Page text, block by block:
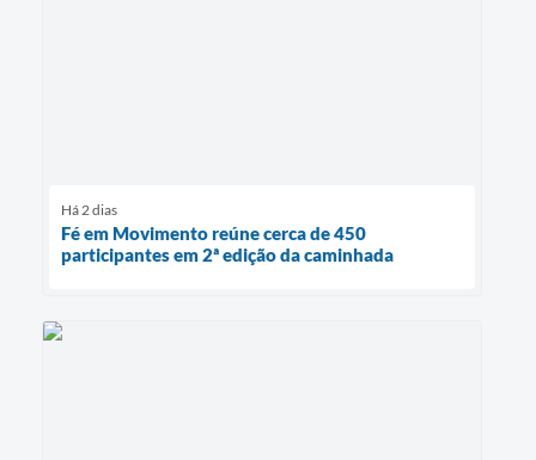
Há 2 dias
Fé em Movimento reúne cerca de 450
participantes em 2ª edição da caminhada